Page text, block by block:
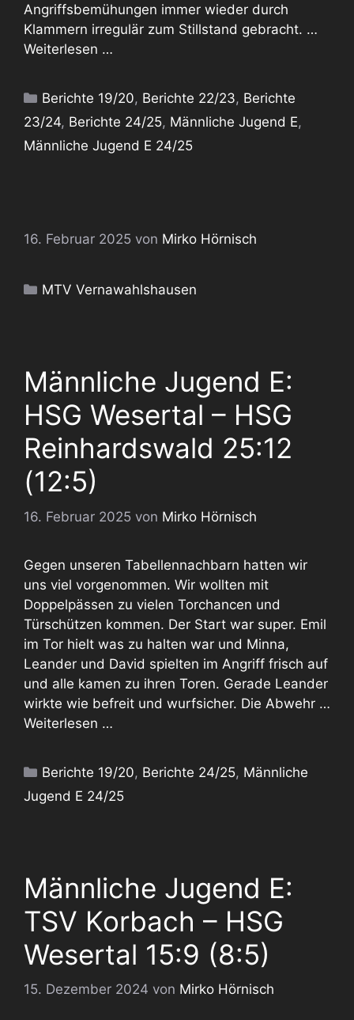
Angriffsbemühungen immer wieder durch
Klammern irregulär zum Stillstand gebracht. …
Weiterlesen …
Kategorien
Berichte 19/20, Berichte 22/23, Berichte
23/24, Berichte 24/25, Männliche Jugend E,
Männliche Jugend E 24/25
16. Februar 2025 von Mirko Hörnisch
Kategorien
MTV Vernawahlshausen
Männliche Jugend E:
HSG Wesertal – HSG
Reinhardswald 25:12
(12:5)
16. Februar 2025 von Mirko Hörnisch
Gegen unseren Tabellennachbarn hatten wir
uns viel vorgenommen. Wir wollten mit
Doppelpässen zu vielen Torchancen und
Türschützen kommen. Der Start war super. Emil
im Tor hielt was zu halten war und Minna,
Leander und David spielten im Angriff frisch auf
und alle kamen zu ihren Toren. Gerade Leander
wirkte wie befreit und wurfsicher. Die Abwehr …
Weiterlesen …
Kategorien
Berichte 19/20, Berichte 24/25, Männliche
Jugend E 24/25
Männliche Jugend E:
TSV Korbach – HSG
Wesertal 15:9 (8:5)
15. Dezember 2024 von Mirko Hörnisch